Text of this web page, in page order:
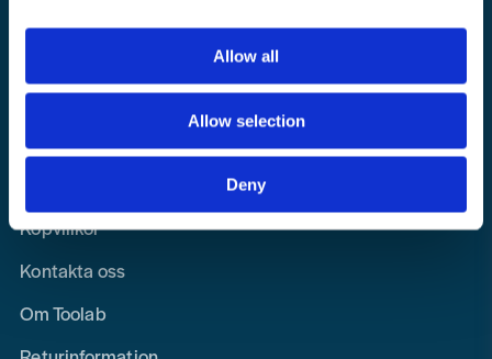
Allow all
Allow selection
Deny
info@toolab.se
Victor Hasselbladsgata 10, Västra Frölunda
Köpvillkor
Kontakta oss
Om Toolab